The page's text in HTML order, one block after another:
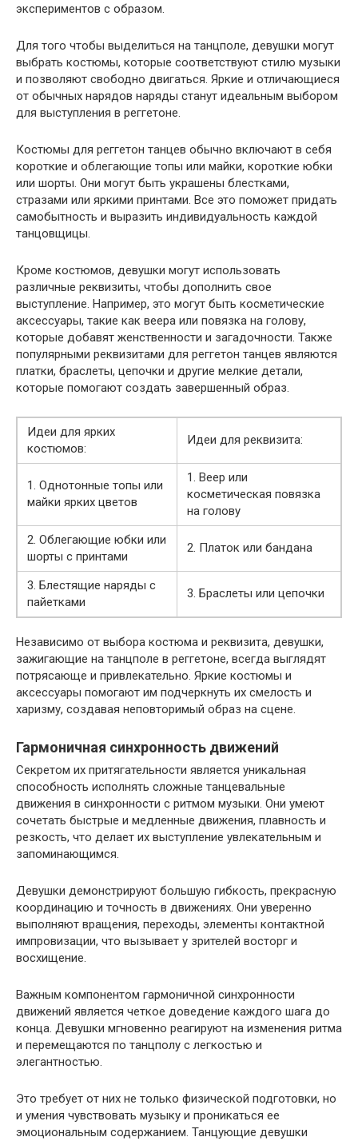
экспериментов с образом.
Для того чтобы выделиться на танцполе, девушки могут
выбрать костюмы, которые соответствуют стилю музыки
и позволяют свободно двигаться. Яркие и отличающиеся
от обычных нарядов наряды станут идеальным выбором
для выступления в реггетоне.
Костюмы для реггетон танцев обычно включают в себя
короткие и облегающие топы или майки, короткие юбки
или шорты. Они могут быть украшены блестками,
стразами или яркими принтами. Все это поможет придать
самобытность и выразить индивидуальность каждой
танцовщицы.
Кроме костюмов, девушки могут использовать
различные реквизиты, чтобы дополнить свое
выступление. Например, это могут быть косметические
аксессуары, такие как веера или повязка на голову,
которые добавят женственности и загадочности. Также
популярными реквизитами для реггетон танцев являются
платки, браслеты, цепочки и другие мелкие детали,
которые помогают создать завершенный образ.
Идеи для ярких
костюмов:
Идеи для реквизита:
1. Однотонные топы или
майки ярких цветов
1. Веер или
косметическая повязка
на голову
2. Облегающие юбки или
шорты с принтами
2. Платок или бандана
3. Блестящие наряды с
пайетками
3. Браслеты или цепочки
Независимо от выбора костюма и реквизита, девушки,
зажигающие на танцполе в реггетоне, всегда выглядят
потрясающе и привлекательно. Яркие костюмы и
аксессуары помогают им подчеркнуть их смелость и
харизму, создавая неповторимый образ на сцене.
Гармоничная синхронность движений
Секретом их притягательности является уникальная
способность исполнять сложные танцевальные
движения в синхронности с ритмом музыки. Они умеют
сочетать быстрые и медленные движения, плавность и
резкость, что делает их выступление увлекательным и
запоминающимся.
Девушки демонстрируют большую гибкость, прекрасную
координацию и точность в движениях. Они уверенно
выполняют вращения, переходы, элементы контактной
импровизации, что вызывает у зрителей восторг и
восхищение.
Важным компонентом гармоничной синхронности
движений является четкое доведение каждого шага до
конца. Девушки мгновенно реагируют на изменения ритма
и перемещаются по танцполу с легкостью и
элегантностью.
Это требует от них не только физической подготовки, но
и умения чувствовать музыку и проникаться ее
эмоциональным содержанием. Танцующие девушки